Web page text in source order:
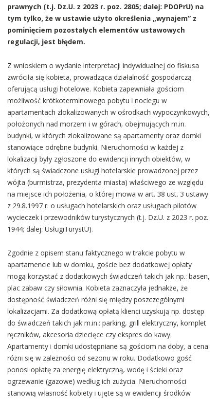
prawnych (t.j. Dz.U. z 2023 r. poz. 2805; dalej: PDOPrU) na
tym tylko, że w ustawie użyto określenia „wynajem” z
pominięciem pozostałych elementów ustawowych
regulacji, jest błędem.
Z wnioskiem o wydanie interpretacji indywidualnej do fiskusa
zwróciła się kobieta, prowadząca działalność gospodarczą
oferującą usługi hotelowe. Kobieta zapewniała gościom
możliwość krótkoterminowego pobytu i noclegu w
apartamentach zlokalizowanych w ośrodkach wypoczynkowych,
położonych nad morzem i w górach, obejmujących m.in.
budynki, w których zlokalizowane są apartamenty oraz domki
stanowiące odrębne budynki. Nieruchomości w każdej z
lokalizacji były zgłoszone do ewidencji innych obiektów, w
których są świadczone usługi hotelarskie prowadzonej przez
wójta (burmistrza, prezydenta miasta) właściwego ze względu
na miejsce ich położenia, o której mowa w art. 38 ust. 3 ustawy
z 29.8.1997 r. o usługach hotelarskich oraz usługach pilotów
wycieczek i przewodników turystycznych (t.j. Dz.U. z 2023 r. poz.
1944; dalej: UsługiTurystU).
Zgodnie z opisem stanu faktycznego w trakcie pobytu w
apartamencie lub w domku, goście bez dodatkowej opłaty
mogą korzystać z dodatkowych świadczeń takich jak np.: basen,
plac zabaw czy siłownia. Kobieta zaznaczyła jednakże, że
dostępność świadczeń różni się między poszczególnymi
lokalizacjami. Za dodatkową opłatą klienci uzyskują np. dostęp
do świadczeń takich jak m.in.: parking, grill elektryczny, komplet
ręczników, akcesoria dziecięce czy ekspres do kawy.
Apartamenty i domki udostępniane są gościom na doby, a cena
różni się w zależności od sezonu w roku. Dodatkowo gość
ponosi opłatę za energię elektryczną, wodę i ścieki oraz
ogrzewanie (gazowe) według ich zużycia. Nieruchomości
stanowią własność kobiety i ujęte są w ewidencji środków